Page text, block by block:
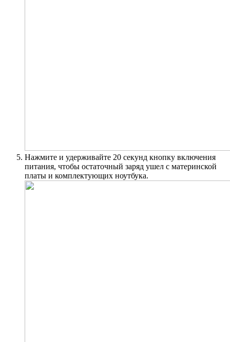
Нажмите и удерживайте 20 секунд кнопку включения
питания, чтобы остаточный заряд ушел с материнской
платы и комплектующих ноутбука.